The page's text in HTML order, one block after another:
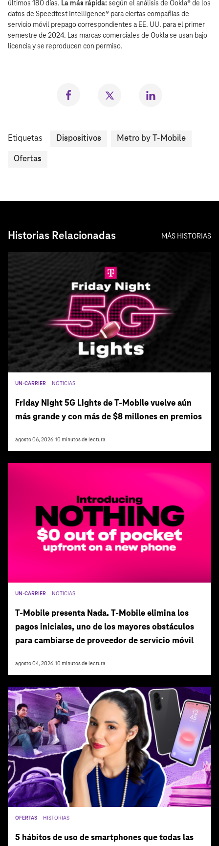
últimos 180 días. La más rápida: según el análisis de Ookla® de los
datos de Speedtest Intelligence® para ciertas compañías de
servicio móvil prepago correspondientes a EE. UU. para el primer
semestre de 2024. Las marcas comerciales de Ookla se usan bajo
licencia y se reproducen con permiso.
Compartir
Compartir
Compartr
Etiquetas
Dispositivos Metro by T-Mobile
Ofertas
Historias Relacionadas MÁS HISTORIAS
UN-CARRIER NOTICIAS
Friday Night 5G Lights de T‑Mobile vuelve aún
más grande y con más de $8 millones en premios
agosto 06, 2026 10 minutos de lectura
UN-CARRIER NOTICIAS
T‑Mobile presenta Nada. T‑Mobile elimina los
pagos iniciales, uno de los mayores obstáculos
para cambiarse de proveedor de servicio móvil
agosto 04, 2026 10 minutos de lectura
OFERTAS HISTORIAS
5 hábitos de uso de smartphones que todas las